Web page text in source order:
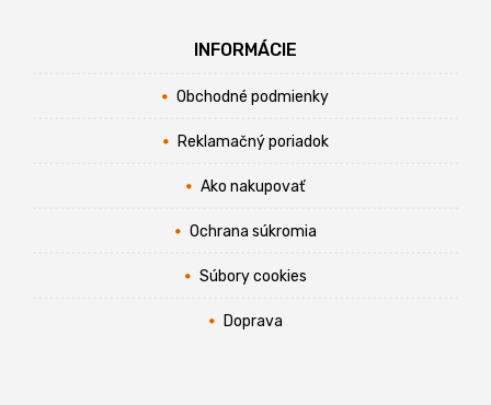
INFORMÁCIE
Obchodné podmienky
Reklamačný poriadok
Ako nakupovať
Ochrana súkromia
Súbory cookies
Doprava